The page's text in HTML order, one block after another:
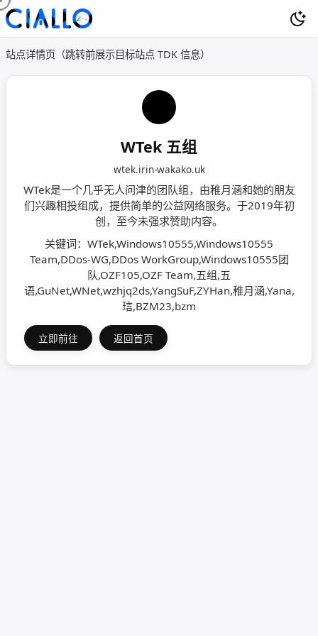
站点详情页（跳转前展示目标站点 TDK 信息）
WTek 五组
wtek.irin-wakako.uk
WTek是一个几乎无人问津的团队组，由稚月涵和她的朋友
们兴趣相投组成，提供简单的公益网络服务。于2019年初
创，至今未强求赞助内容。
关键词：WTek,Windows10555,Windows10555
Team,DDos-WG,DDos WorkGroup,Windows10555团
队,OZF105,OZF Team,五组,五
语,GuNet,WNet,wzhjq2ds,YangSuF,ZYHan,稚月涵,Yana,
琂,BZM23,bzm
立即前往 返回首页